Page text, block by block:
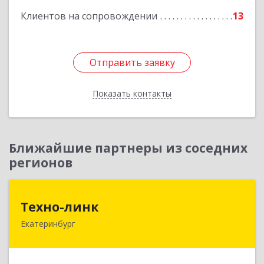
Клиентов на сопровождении 13
Отправить заявку
Показать контакты
Отправить заявку
Назад
Ближайшие партнеры из соседних
регионов
Техно-линк
Екатеринбург
620000, Свердловская обл, Екатеринбург г,